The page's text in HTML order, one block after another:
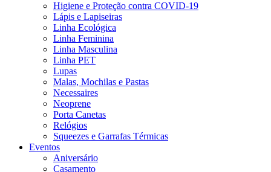
Higiene e Proteção contra COVID-19
Lápis e Lapiseiras
Linha Ecológica
Linha Feminina
Linha Masculina
Linha PET
Lupas
Malas, Mochilas e Pastas
Necessaires
Neoprene
Porta Canetas
Relógios
Squeezes e Garrafas Térmicas
Eventos
Aniversário
Casamento